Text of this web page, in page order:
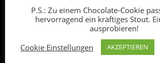
5
Wer seid ihr?
P.S.: Zu einem Chocolate-Cookie
hervorragend ein kräftiges Stout.
ausprobieren!
Cookie Einstellungen
AKZEPTIEREN